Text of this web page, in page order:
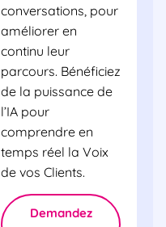
conversations, pour
améliorer en
continu leur
parcours. Bénéficiez
de la puissance de
l’IA pour
comprendre en
temps réel la Voix
de vos Clients.
Demandez